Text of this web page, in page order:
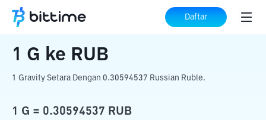
Daftar
Beranda Konverter Kripto RUB
1 G ke RUB
1 Gravity Setara Dengan 0.30594537 Russian Ruble.
1 G = 0.30594537 RUB